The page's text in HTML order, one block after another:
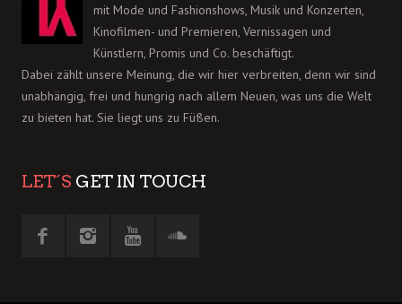
mit Mode und Fashionshows, Musik und Konzerten,
Kinofilmen- und Premieren, Vernissagen und
Künstlern, Promis und Co. beschäftigt.
Dabei zählt unsere Meinung, die wir hier verbreiten, denn wir sind
unabhängig, frei und hungrig nach allem Neuen, was uns die Welt
zu bieten hat. Sie liegt uns zu Füßen.
LET´S GET IN TOUCH